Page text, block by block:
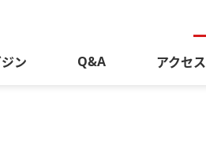
ン Q&A アクセス